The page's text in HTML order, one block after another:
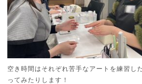
空き時間はそれぞれ苦手なアートを練習し
ってみたりします！